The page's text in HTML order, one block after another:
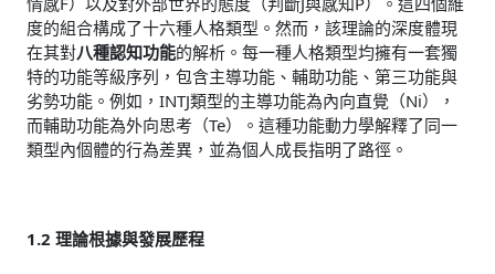
度的組合構成了十六種人格類型。然而，該理論的深度體現
在其對八種認知功能的解析。每一種人格類型均擁有一套獨
特的功能等級序列，包含主導功能、輔助功能、第三功能與
劣勢功能。例如，INTJ類型的主導功能為內向直覺（Ni），
而輔助功能為外向思考（Te）。這種功能動力學解釋了同一
類型內個體的行為差異，並為個人成長指明了路徑。
1.2 理論根據與發展歷程